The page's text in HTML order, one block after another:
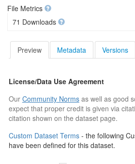
File Metrics
71 Downloads
Preview Metadata Versions
License/Data Use Agreement
Our Community Normsas well as good
expect that proper credit is given via
citation shown on the dataset page.
Custom Dataset Terms - the following
have been defined for this dataset.